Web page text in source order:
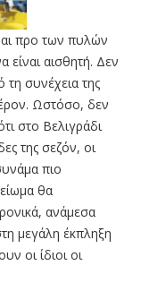
προ των πυλών
αισθητή. Δεν
συνέχεια της
Ωστόσο, δεν
στο Βελιγράδι
της σεζόν, οι
πιο
θα
ανάμεσα
μεγάλη έκπληξη
οι ίδιοι οι